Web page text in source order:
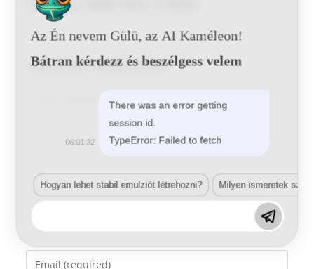
Vélemény, hozzászólás?
your
name
Enter
Az Én nevem Gülü, az AI Kaméleon!
Bátran kérdezz és beszélgess velem
There was an error getting
session id.
TypeError: Failed to fetch
06:01:32
Hogyan lehet stabil emulziót létrehozni? Milyen ismeretek